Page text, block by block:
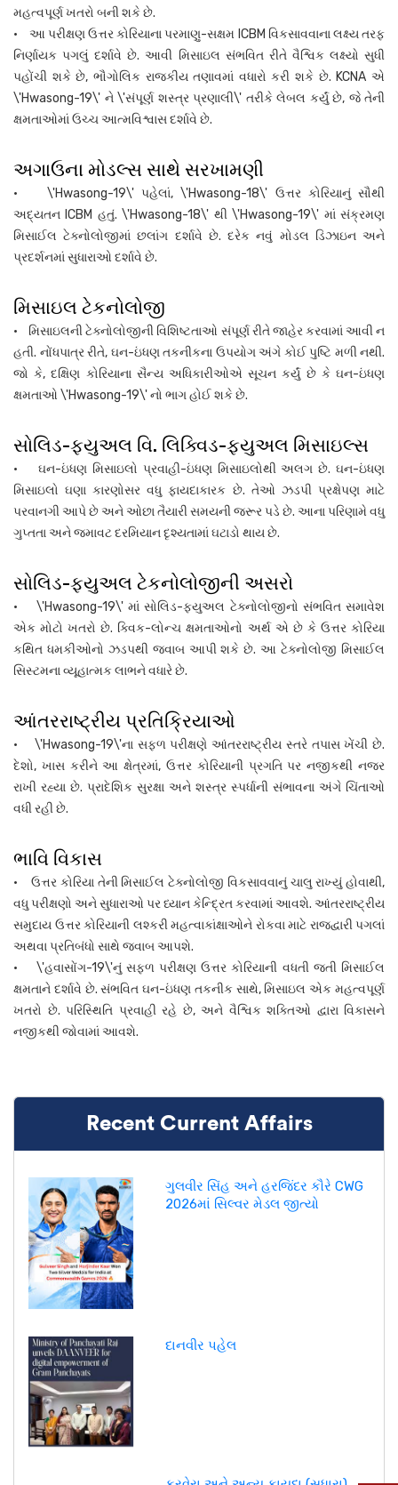
મહત્વપૂર્ણ ખતરો બની શકે છે.
• આ પરીક્ષણ ઉત્તર કોરિયાના પરમાણુ-સક્ષમ ICBM વિકસાવવાના લક્ષ્ય તરફ
નિર્ણાયક પગલું દર્શાવે છે. આવી મિસાઇલ સંભવિત રીતે વૈશ્વિક લક્ષ્યો સુધી
પહોંચી શકે છે, ભૌગોલિક રાજકીય તણાવમાં વધારો કરી શકે છે. KCNA એ
\'Hwasong-19\' ને \'સંપૂર્ણ શસ્ત્ર પ્રણાલી\' તરીકે લેબલ કર્યું છે, જે તેની
ક્ષમતાઓમાં ઉચ્ચ આત્મવિશ્વાસ દર્શાવે છે.
અગાઉના મોડલ્સ સાથે સરખામણી
• \'Hwasong-19\' પહેલાં, \'Hwasong-18\' ઉત્તર કોરિયાનું સૌથી
અદ્યતન ICBM હતું. \'Hwasong-18\' થી \'Hwasong-19\' માં સંક્રમણ
મિસાઈલ ટેક્નોલોજીમાં છલાંગ દર્શાવે છે. દરેક નવું મોડલ ડિઝાઇન અને
પ્રદર્શનમાં સુધારાઓ દર્શાવે છે.
મિસાઇલ ટેકનોલોજી
• મિસાઇલની ટેક્નોલોજીની વિશિષ્ટતાઓ સંપૂર્ણ રીતે જાહેર કરવામાં આવી ન
હતી. નોંધપાત્ર રીતે, ઘન-ઇંધણ તકનીકના ઉપયોગ અંગે કોઈ પુષ્ટિ મળી નથી.
જો કે, દક્ષિણ કોરિયાના સૈન્ય અધિકારીઓએ સૂચન કર્યું છે કે ઘન-ઇંધણ
ક્ષમતાઓ \'Hwasong-19\' નો ભાગ હોઈ શકે છે.
સોલિડ-ફ્યુઅલ વિ. લિક્વિડ-ફ્યુઅલ મિસાઇલ્સ
• ઘન-ઇંધણ મિસાઇલો પ્રવાહી-ઇંધણ મિસાઇલોથી અલગ છે. ઘન-ઇંધણ
મિસાઇલો ઘણા કારણોસર વધુ ફાયદાકારક છે. તેઓ ઝડપી પ્રક્ષેપણ માટે
પરવાનગી આપે છે અને ઓછા તૈયારી સમયની જરૂર પડે છે. આના પરિણામે વધુ
ગુપ્તતા અને જમાવટ દરમિયાન દૃશ્યતામાં ઘટાડો થાય છે.
સોલિડ-ફ્યુઅલ ટેકનોલોજીની અસરો
• \'Hwasong-19\' માં સોલિડ-ફ્યુઅલ ટેક્નોલોજીનો સંભવિત સમાવેશ
એક મોટો ખતરો છે. ક્વિક-લોન્ચ ક્ષમતાઓનો અર્થ એ છે કે ઉત્તર કોરિયા
કથિત ધમકીઓનો ઝડપથી જવાબ આપી શકે છે. આ ટેક્નોલોજી મિસાઈલ
સિસ્ટમના વ્યૂહાત્મક લાભને વધારે છે.
આંતરરાષ્ટ્રીય પ્રતિક્રિયાઓ
• \'Hwasong-19\'ના સફળ પરીક્ષણે આંતરરાષ્ટ્રીય સ્તરે તપાસ ખેંચી છે.
દેશો, ખાસ કરીને આ ક્ષેત્રમાં, ઉત્તર કોરિયાની પ્રગતિ પર નજીકથી નજર
રાખી રહ્યા છે. પ્રાદેશિક સુરક્ષા અને શસ્ત્ર સ્પર્ધાની સંભાવના અંગે ચિંતાઓ
વધી રહી છે.
ભાવિ વિકાસ
• ઉત્તર કોરિયા તેની મિસાઈલ ટેક્નોલોજી વિકસાવવાનું ચાલુ રાખ્યું હોવાથી,
વધુ પરીક્ષણો અને સુધારાઓ પર ધ્યાન કેન્દ્રિત કરવામાં આવશે. આંતરરાષ્ટ્રીય
સમુદાય ઉત્તર કોરિયાની લશ્કરી મહત્વાકાંક્ષાઓને રોકવા માટે રાજદ્વારી પગલાં
અથવા પ્રતિબંધો સાથે જવાબ આપશે.
• \'હવાસોંગ-19\'નું સફળ પરીક્ષણ ઉત્તર કોરિયાની વધતી જતી મિસાઈલ
ક્ષમતાને દર્શાવે છે. સંભવિત ઘન-ઇંધણ તકનીક સાથે, મિસાઇલ એક મહત્વપૂર્ણ
ખતરો છે. પરિસ્થિતિ પ્રવાહી રહે છે, અને વૈશ્વિક શક્તિઓ દ્વારા વિકાસને
નજીકથી જોવામાં આવશે.
Recent Current Affairs
ગુલવીર સિંહ અને હરજિંદર કૌરે CWG
2026માં સિલ્વર મેડલ જીત્યો
દાનવીર પહેલ